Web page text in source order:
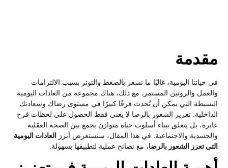
حياتنا اليومية، غالبًا ما نشعر بالضغط والتوتر بسبب الالتزامات
والروتين المستمر. مع ذلك، هناك مجموعة من العادات اليومية
التي يمكن أن تُحدث فرقًا كبيرًا في مستوى رضاك وسعادتك
تعزيز الشعور بالرضا لا يعني فقط الحصول على لحظات فرح
بل يتعلق ببناء أسلوب حياة متوازن يجمع بين الصحة العقلية
والاجتماعية. في هذا المقال، سنستعرض أبرز العادات اليومية
تعزز الشعور بالرضا، مع نصائح عملية لتطبيقها بسهولة.